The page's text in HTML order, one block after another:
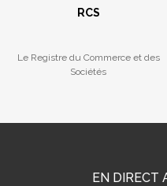
RCS
Le Registre du Commerce et des
Sociétés
EN DIRECT